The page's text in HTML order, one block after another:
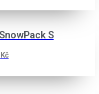
S
Kč